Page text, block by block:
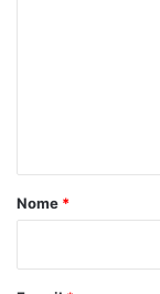
rNome *